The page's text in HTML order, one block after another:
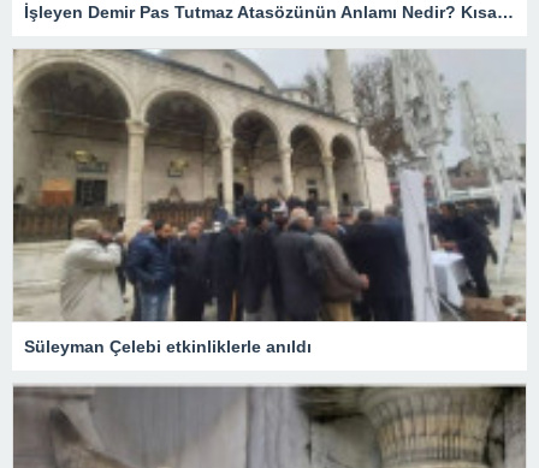
İşleyen Demir Pas Tutmaz Atasözünün Anlamı Nedir? Kısaca Açıklaması Ve Örnek Cümle…
Süleyman Çelebi etkinliklerle anıldı